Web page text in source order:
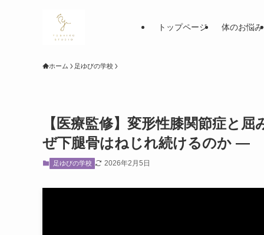
トップページ 体のお悩み
ホーム 足ゆびの学校
【医療監修】変形性膝関節症と
ぜ下腿骨はねじれ続けるのか ―
足ゆびの学校 2026年2月5日